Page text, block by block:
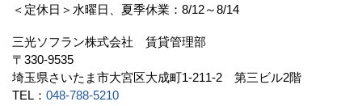
＜定休日＞水曜日、夏季休業：8/12～8/14
三光ソフラン株式会社 賃貸管理部
〒330-9535
埼玉県さいたま市大宮区大成町1-211-2 第三ビル2階
TEL： 048-788-5210